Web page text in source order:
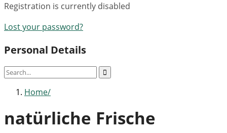
Registration is currently disabled
Lost your password?
Personal Details
Home
natürliche Frische